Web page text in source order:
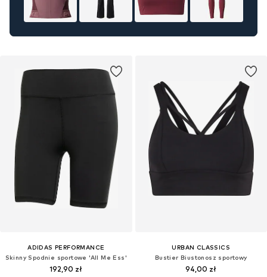
ADIDAS PERFORMANCE
Skinny Spodnie sportowe 'All Me Ess'
192,90 zł
URBAN CLASSICS
Bustier Biustonosz sportowy
94,00 zł